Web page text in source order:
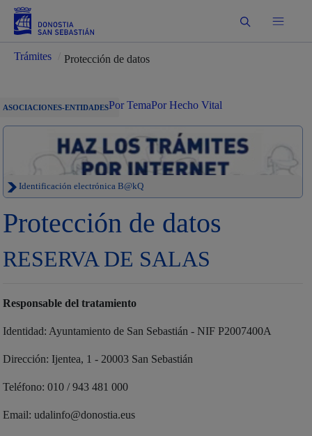
Buscar
Trámites Protección de datos
ASOCIACIONES-ENTIDADESPor TemaPor Hecho Vital
Identificación electrónica B@kQ
Protección de datos
RESERVA DE SALAS
Responsable del tratamiento
Identidad: Ayuntamiento de San Sebastián - NIF P2007400A
Dirección: Ijentea, 1 - 20003 San Sebastián
Teléfono: 010 / 943 481 000
Email: udalinfo@donostia.eus